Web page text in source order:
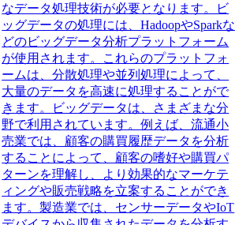
なデータ処理技術が必要となります。ビ
ッグデータの処理には、HadoopやSparkな
どのビッグデータ分析プラットフォーム
が使用されます。これらのプラットフォ
ームは、分散処理や並列処理によって、
大量のデータを高速に処理することがで
きます。ビッグデータは、さまざまな分
野で利用されています。例えば、流通小
売業では、顧客の購買履歴データを分析
することによって、顧客の嗜好や購買パ
ターンを理解し、より効果的なマーケテ
ィングや販売戦略を立案することができ
ます。製造業では、センサーデータやIoT